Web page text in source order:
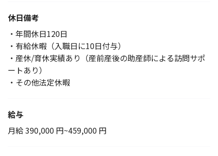
休日備考
・年間休日120日
・有給休暇（入職日に10日付与）
・産休/育休実績あり（産前産後の助産師による訪問サポ
ートあり）
・その他法定休暇
給与
月給 390,000 円~459,000 円